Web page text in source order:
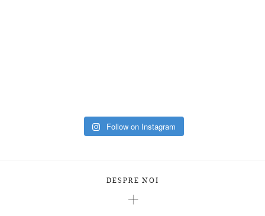
Follow on Instagram
DESPRE NOI